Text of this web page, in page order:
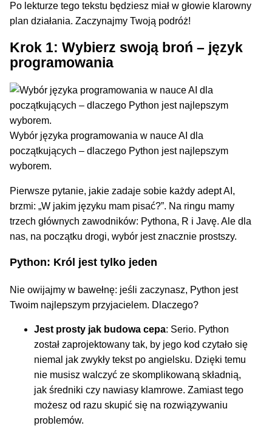
Po lekturze tego tekstu będziesz miał w głowie klarowny
plan działania. Zaczynajmy Twoją podróż!
Krok 1: Wybierz swoją broń – język
programowania
Wybór języka programowania w nauce AI dla
początkujących – dlaczego Python jest najlepszym
wyborem.
Pierwsze pytanie, jakie zadaje sobie każdy adept AI,
brzmi: „W jakim języku mam pisać?”. Na ringu mamy
trzech głównych zawodników: Pythona, R i Javę. Ale dla
nas, na początku drogi, wybór jest znacznie prostszy.
Python: Król jest tylko jeden
Nie owijajmy w bawełnę: jeśli zaczynasz, Python jest
Twoim najlepszym przyjacielem. Dlaczego?
Jest prosty jak budowa cepa: Serio. Python
został zaprojektowany tak, by jego kod czytało się
niemal jak zwykły tekst po angielsku. Dzięki temu
nie musisz walczyć ze skomplikowaną składnią,
jak średniki czy nawiasy klamrowe. Zamiast tego
możesz od razu skupić się na rozwiązywaniu
problemów.